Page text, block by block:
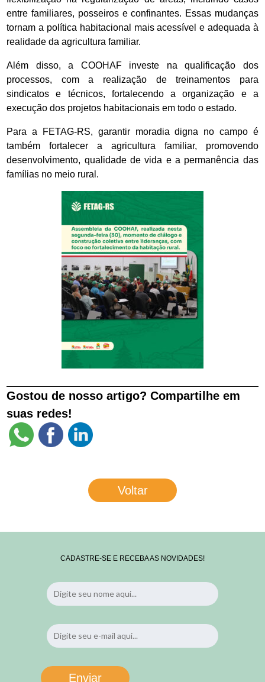
entre familiares, posseiros e confinantes. Essas mudanças
tornam a política habitacional mais acessível e adequada à
realidade da agricultura familiar.
Além disso, a COOHAF investe na qualificação dos
processos, com a realização de treinamentos para
sindicatos e técnicos, fortalecendo a organização e a
execução dos projetos habitacionais em todo o estado.
Para a FETAG-RS, garantir moradia digna no campo é
também fortalecer a agricultura familiar, promovendo
desenvolvimento, qualidade de vida e a permanência das
famílias no meio rural.
Gostou de nosso artigo? Compartilhe em
suas redes!
Voltar
CADASTRE-SE E RECEBA AS NOVIDADES!